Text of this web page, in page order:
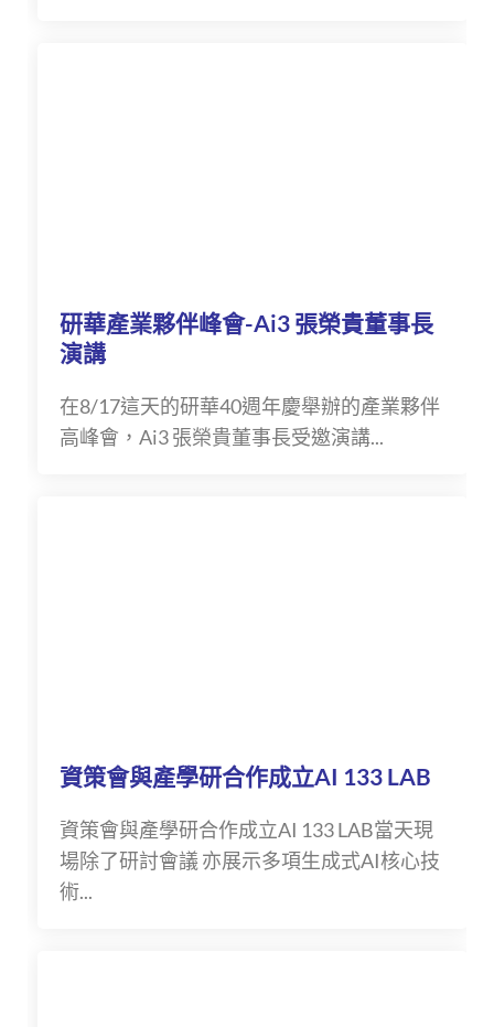
研華產業夥伴峰會-Ai3 張榮貴董事長
演講
在8/17這天的研華40週年慶舉辦的產業夥伴
高峰會，Ai3 張榮貴董事長受邀演講...
資策會與產學研合作成立AI 133 LAB
資策會與產學研合作成立AI 133 LAB當天現
場除了研討會議 亦展示多項生成式AI核心技
術...